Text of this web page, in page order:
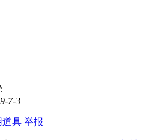
7-3
道具 举报